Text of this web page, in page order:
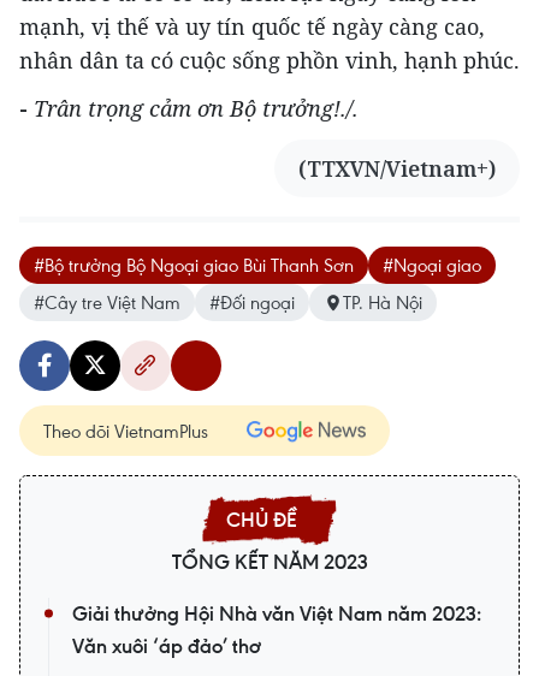
mạnh, vị thế và uy tín quốc tế ngày càng cao,
nhân dân ta có cuộc sống phồn vinh, hạnh phúc.
- Trân trọng cảm ơn Bộ trưởng!./.
(TTXVN/Vietnam+)
#Bộ trưởng Bộ Ngoại giao Bùi Thanh Sơn
#Ngoại giao
#Cây tre Việt Nam
#Đối ngoại TP. Hà Nội
Theo dõi VietnamPlus
TỔNG KẾT NĂM 2023
Giải thưởng Hội Nhà văn Việt Nam năm 2023:
Văn xuôi ‘áp đảo’ thơ